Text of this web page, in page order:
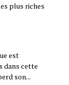
plus riches
est
dans cette
son...